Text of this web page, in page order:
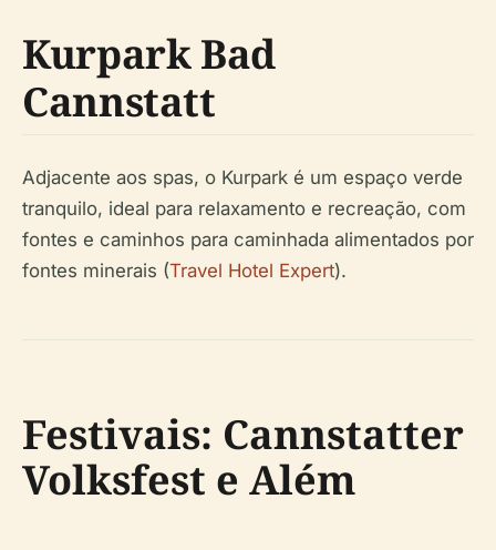
Kurpark Bad
Cannstatt
Adjacente aos spas, o Kurpark é um espaço verde
tranquilo, ideal para relaxamento e recreação, com
fontes e caminhos para caminhada alimentados por
fontes minerais (Travel Hotel Expert).
Festivais: Cannstatter
Volksfest e Além